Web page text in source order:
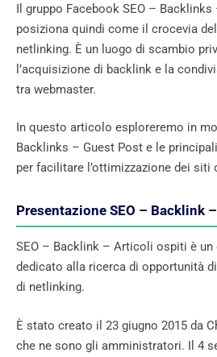
Il gruppo Facebook SEO –
posiziona quindi come il crocevia
netlinking. È un luogo di scambio
l’acquisizione di backlink e la
tra webmaster.
In questo articolo esploreremo in
Backlinks – Guest Post e le
per facilitare l’ottimizzazione dei siti
Presentazione SEO – Backlink
SEO – Backlink – Articoli ospiti è un
dedicato alla ricerca di opportunità
di netlinking.
È stato creato il 23 giugno 2015 da
che ne sono gli amministratori. Il 4